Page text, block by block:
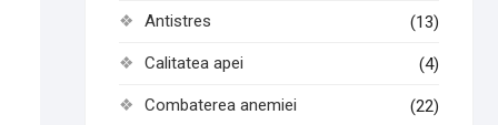
Antistres (13)
Calitatea apei (4)
Combaterea anemiei (22)